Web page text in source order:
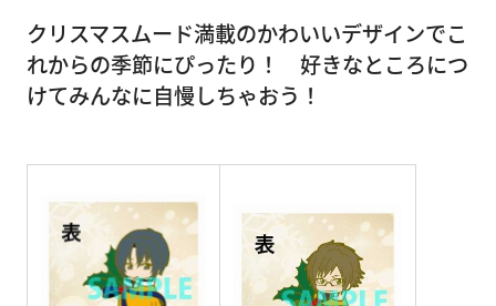
クリスマスムード満載のかわいいデザインでこ
れからの季節にぴったり！ 好きなところにつ
けてみんなに自慢しちゃおう！